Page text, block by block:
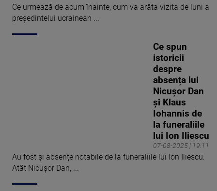
Ce urmează de acum înainte, cum va arăta vizita de luni a
președintelui ucrainean ...
07-08-2025 | 19:11
Ce spun
istoricii
despre
absența lui
Nicușor Dan
și Klaus
Iohannis de
la funeraliile
lui Ion Iliescu
Au fost și absențe notabile de la funeraliile lui Ion Iliescu.
Atât Nicușor Dan, ...